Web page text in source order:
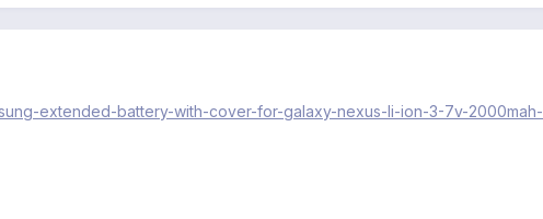
extended-battery-with-cover-for-galaxy-nexus-li-ion-3-7v-